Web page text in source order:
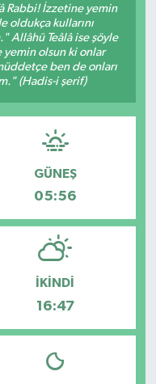
Rabbi! İzzetine yemin
oldukça kullarını
Allâhü Teâlâ ise şöyle
olsun ki onlar
ben de onları
(Hadis-i şerif)
GÜNEŞ
05:56
İKINDI
16:47